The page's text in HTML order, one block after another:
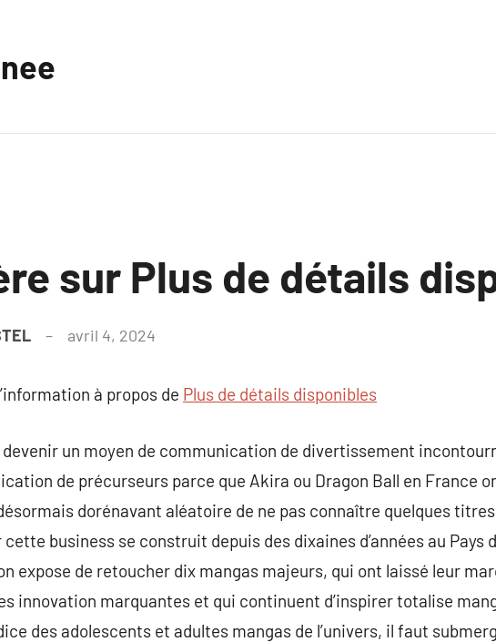
sur Plus de détails
avril 4, 2024
à propos de Plus de détails disponibles
devenir un moyen de communication de divertissement
de précurseurs parce que Akira ou Dragon Ball en France
dorénavant aléatoire de ne pas connaître quelques
business se construit depuis des dixaines d’années au Pays
expose de retoucher dix mangas majeurs, qui ont laissé leur
innovation marquantes et qui continuent d’inspirer totalise
des adolescents et adultes mangas de l’univers, il faut